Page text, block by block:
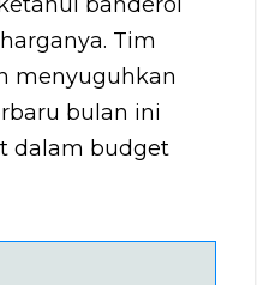
Tim
menyuguhkan
bulan ini
dalam budget